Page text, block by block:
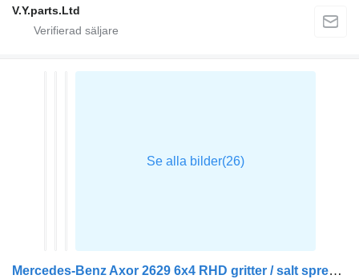
V.Y.parts.Ltd
Mercedes-Benz Axor 2629 6x4 RHD gritter / salt spreader